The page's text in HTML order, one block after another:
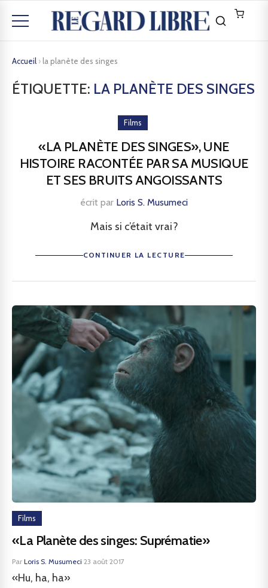
Accueil › la planète des singes
ÉTIQUETTE: LA PLANÈTE DES SINGES
Films
«LA PLANÈTE DES SINGES», UNE
HISTOIRE RACONTÉE PAR SA MUSIQUE
ET SES BRUITS ANGOISSANTS
écrit par Loris S. Musumeci
Mais si c’était vrai?
CONTINUER LA LECTURE
Films
«La Planète des singes: Suprématie»
Par Loris S. Musumeci·23 août 2017
«Hu, ha, ha»